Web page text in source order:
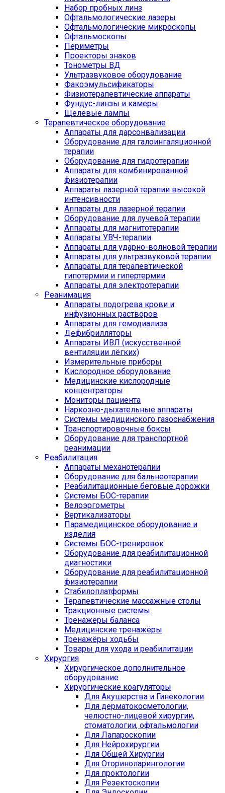
Набор пробных линз
Офтальмологические лазеры
Офтальмологические микроскопы
Офтальмоскопы
Периметры
Проекторы знаков
Тонометры ВД
Ультразвуковое оборудование
Факоэмульсификаторы
Физиотерапевтические аппараты
Фундус-линзы и камеры
Щелевые лампы
Терапевтическое оборудование
Аппараты для дарсонвализации
Оборудование для галоингаляционной
терапии
Оборудование для гидротерапии
Аппараты для комбинированной
физиотерапии
Аппараты лазерной терапии высокой
интенсивности
Аппараты для лазерной терапии
Оборудование для лучевой терапии
Аппараты для магнитотерапии
Аппараты УВЧ-терапии
Аппараты для ударно-волновой терапии
Аппараты для ультразвуковой терапии
Аппараты для терапевтической
гипотермии и гипертермии
Аппараты для электротерапии
Реанимация
Аппараты подогрева крови и
инфузионных растворов
Аппараты для гемодиализа
Дефибрилляторы
Аппараты ИВЛ (искусственной
вентиляции лёгких)
Измерительные приборы
Кислородное оборудование
Медицинские кислородные
концентраторы
Мониторы пациента
Наркозно-дыхательные аппараты
Системы медицинского газоснабжения
Транспортировочные боксы
Оборудование для транспортной
реанимации
Реабилитация
Аппараты механотерапии
Оборудование для бальнеотерапии
Реабилитационные беговые дорожки
Системы БОС-терапии
Велоэргометры
Вертикализаторы
Парамедицинское оборудование и
изделия
Системы БОС-тренировок
Оборудование для реабилитационной
диагностики
Оборудование для реабилитационной
физиотерапии
Стабилоплатформы
Терапевтические массажные столы
Тракционные системы
Тренажёры баланса
Медицинские тренажёры
Тренажёры ходьбы
Товары для ухода и реабилитации
Хирургия
Хирургическое дополнительное
оборудование
Хирургические коагуляторы
Для Акушерства и Гинекологии
Для дерматокосметологии,
челюстно-лицевой хирургии,
стоматологии, офтальмологии
Для Лапароскопии
Для Нейрохирургии
Для Общей Хирургии
Для Оториноларингологии
Для проктологии
Для Резектоскопии